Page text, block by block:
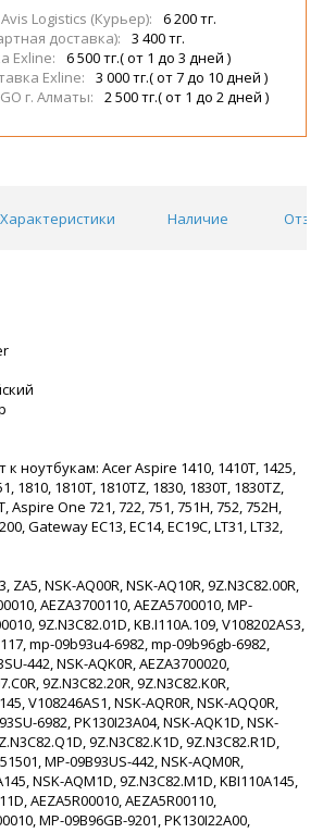
Logistics (Курьер):
6 200 тг.
доставка):
3 400 тг.
Exline:
6 500 тг.( от 1 до 3 дней )
Exline:
3 000 тг.( от 7 до 10 дней )
г. Алматы:
2 500 тг.( от 1 до 2 дней )
Характеристики Наличие
ноутбукам: Acer Aspire 1410, 1410T, 1425,
1810, 1810T, 1810TZ, 1830, 1830T, 1830TZ,
Aspire One 721, 722, 751, 751H, 752, 752H,
Gateway EC13, EC14, EC19C, LT31, LT32,
NSK-AQ00R, NSK-AQ10R, 9Z.N3C82.00R,
AEZA3700110, AEZA5700010, MP-
9Z.N3C82.01D, KB.I110A.109, V108202AS3,
mp-09b93u4-6982, mp-09b96gb-6982,
442, NSK-AQK0R, AEZA3700020,
9Z.N3C82.20R, 9Z.N3C82.K0R,
V108246AS1, NSK-AQR0R, NSK-AQQ0R,
6982, PK130I23A04, NSK-AQK1D, NSK-
9Z.N3C82.K1D, 9Z.N3C82.R1D,
MP-09B93US-442, NSK-AQM0R,
NSK-AQM1D, 9Z.N3C82.M1D, KBI110A145,
AEZA5R00010, AEZA5R00110,
MP-09B96GB-9201, PK130I22A00,